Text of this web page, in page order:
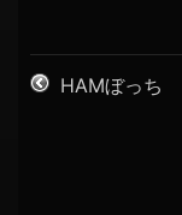
HAMぼっち